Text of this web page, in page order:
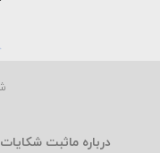
درباره ماثبت